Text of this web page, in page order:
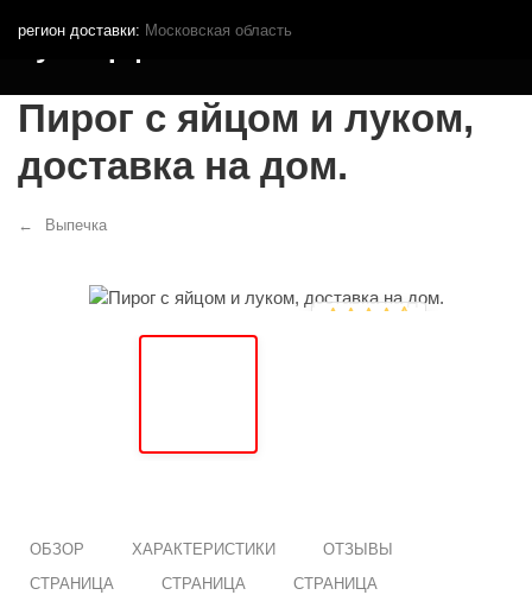
регион доставки: Московская область
Кутья.рф
Пирог с яйцом и луком,
доставка на дом.
Выпечка
ОБЗОР ХАРАКТЕРИСТИКИ
ОТЗЫВЫ
СТРАНИЦА
СТРАНИЦА СТРАНИЦА